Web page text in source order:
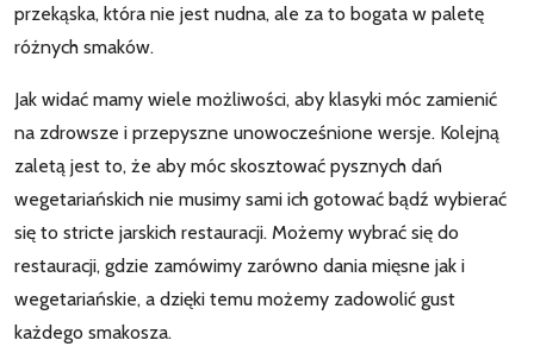
przekąska, która nie jest nudna, ale za to bogata w paletę
różnych smaków.
Jak widać mamy wiele możliwości, aby klasyki móc zamienić
na zdrowsze i przepyszne unowocześnione wersje. Kolejną
zaletą jest to, że aby móc skosztować pysznych dań
wegetariańskich nie musimy sami ich gotować bądź wybierać
się to stricte jarskich restauracji. Możemy wybrać się do
restauracji, gdzie zamówimy zarówno dania mięsne jak i
wegetariańskie, a dzięki temu możemy zadowolić gust
każdego smakosza.